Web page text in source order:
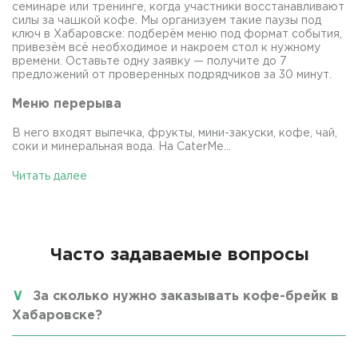
семинаре или тренинге, когда участники восстанавливают
силы за чашкой кофе. Мы организуем такие паузы под
ключ в Хабаровске: подберём меню под формат события,
привезём всё необходимое и накроем стол к нужному
времени. Оставьте одну заявку — получите до 7
предложений от проверенных подрядчиков за 30 минут.
Меню перерыва
В него входят выпечка, фрукты, мини-закуски, кофе, чай,
соки и минеральная вода. На CaterMe...
Читать далее
Часто задаваемые вопросы
За сколько нужно заказывать кофе-брейк в
Хабаровске?